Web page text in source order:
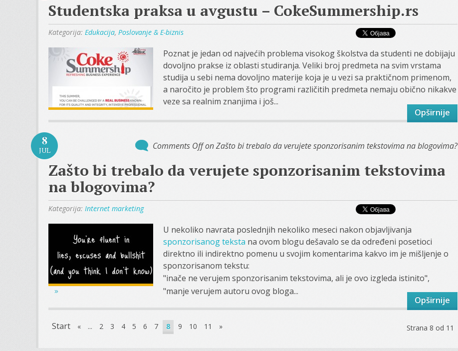
Studentska praksa u avgustu – CokeSummership.rs
Kategorija: Edukacija, Poslovanje & E-biznis
Poznat je jedan od najvećih problema visokog školstva da studenti ne dobijaju
dovoljno prakse iz oblasti studiranja. Veliki broj predmeta na svim vrstama
studija u sebi nema dovoljno materije koja je u vezi sa praktičnom primenom,
a naročito je problem što programi različitih predmeta nemaju obično nikakve
veze sa realnim znanjima i još...
Opširnije
8
JUL Comments Offon Zašto bi trebalo da verujete sponzorisanim tekstovima na blogovima?
Zašto bi trebalo da verujete sponzorisanim tekstovima
na blogovima?
Kategorija: Internet marketing
U nekoliko navrata poslednjih nekoliko meseci nakon objavljivanja
sponzorisanog teksta na ovom blogu dešavalo se da određeni posetioci
direktno ili indirektno pomenu u svojim komentarima kakvo im je mišljenje o
sponzorisanom tekstu:
"inače ne verujem sponzorisanim tekstovima, ali je ovo izgleda istinito",
"manje verujem autoru ovog bloga...
Opširnije
Strana 8 od 11
Start « ... 2 3 4 5 6 7 8 9 10 11 »